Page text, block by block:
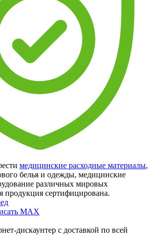
медицинские расходные материалы,
белья и одежды, медицинские
различных мировых
продукция сертифицирована.
MAX
дискаунтер с доставкой по всей